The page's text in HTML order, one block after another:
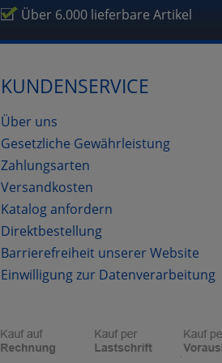
Über 6.000 lieferbare Artikel
KUNDENSERVICE
Über uns
Gesetzliche Gewährleistung
Zahlungsarten
Versandkosten
Katalog anfordern
Direktbestellung
Barrierefreiheit unserer Website
Einwilligung zur Datenverarbeitung